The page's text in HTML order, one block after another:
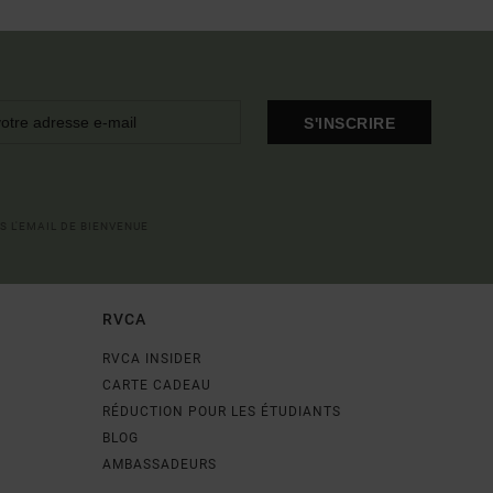
S'INSCRIRE
RVCA
RVCA INSIDER
CARTE CADEAU
RÉDUCTION POUR LES ÉTUDIANTS
BLOG
AMBASSADEURS